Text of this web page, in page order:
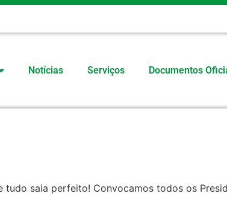
Notícias Serviços Documentos
saia perfeito! Convocamos todos os